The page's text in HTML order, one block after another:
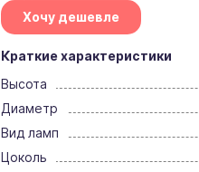
Хочу дешевле
Краткие характеристики
Высота
Диаметр
Вид ламп
Цоколь